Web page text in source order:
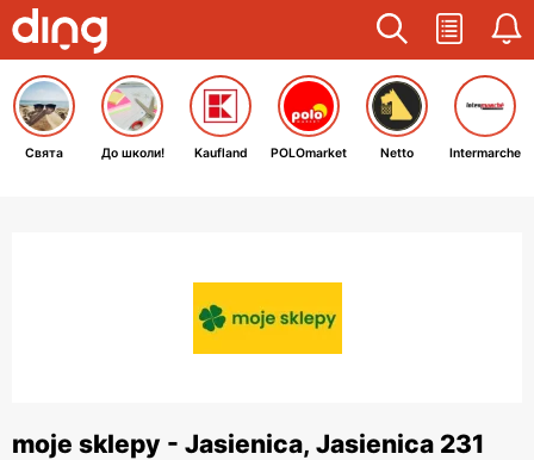
Свята До школи! Kaufland POLOmarket Netto Intermarche
moje sklepy - Jasienica, Jasienica 231